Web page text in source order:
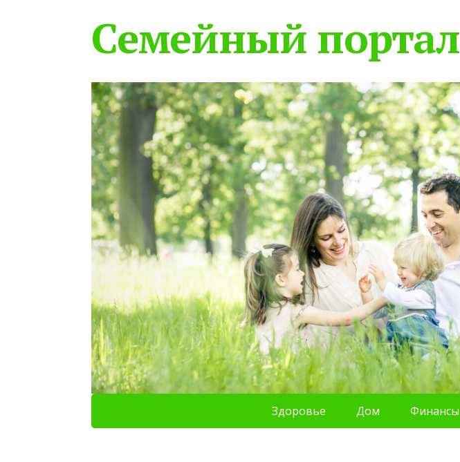
Семейный портал
Здоровье Дом Финансы